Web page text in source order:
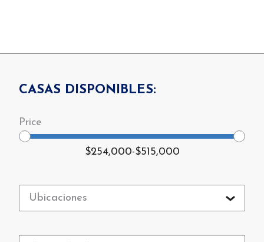
CASAS DISPONIBLES:
$254,000-$515,000
Ubicaciones